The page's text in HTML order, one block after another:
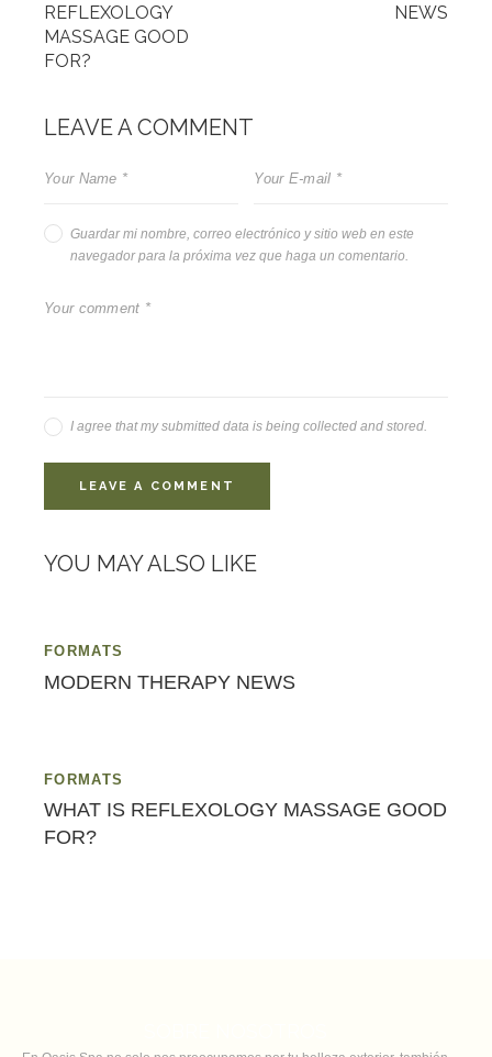
REFLEXOLOGY
MASSAGE GOOD
FOR?
NEWS
LEAVE A COMMENT
Guardar mi nombre, correo electrónico y sitio web en este
navegador para la próxima vez que haga un comentario.
I agree that my submitted data is being collected and stored.
YOU MAY ALSO LIKE
FORMATS
MODERN THERAPY NEWS
FORMATS
WHAT IS REFLEXOLOGY MASSAGE GOOD
FOR?